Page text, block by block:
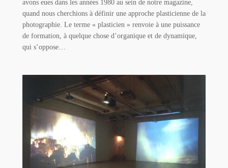
avons eues dans les années 1980 au sein de notre magazine,
quand nous cherchions à définir une approche plasticienne de la
photographie. Le terme « plasticien » renvoie à une puissance
de formation, à quelque chose d’organique et de dynamique,
qui s’oppose…